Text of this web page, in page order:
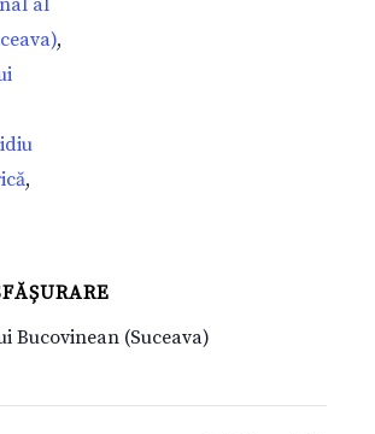
,
,
Bucovinean (Suceava)